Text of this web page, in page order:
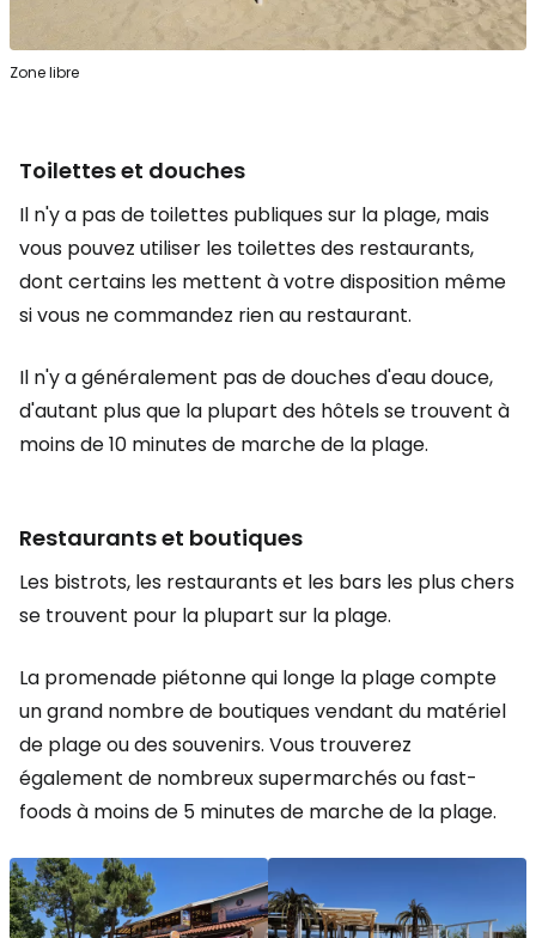
Zone libre
Toilettes et douches
Il n'y a pas de toilettes publiques sur la plage, mais
vous pouvez utiliser les toilettes des restaurants,
dont certains les mettent à votre disposition même
si vous ne commandez rien au restaurant.
Il n'y a généralement pas de douches d'eau douce,
d'autant plus que la plupart des hôtels se trouvent à
moins de 10 minutes de marche de la plage.
Restaurants et boutiques
Les bistrots, les restaurants et les bars les plus chers
se trouvent pour la plupart sur la plage.
La promenade piétonne qui longe la plage compte
un grand nombre de boutiques vendant du matériel
de plage ou des souvenirs. Vous trouverez
également de nombreux supermarchés ou fast-
foods à moins de 5 minutes de marche de la plage.